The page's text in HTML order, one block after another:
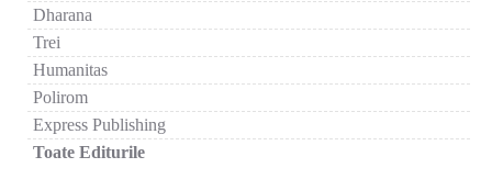
Dharana
Trei
Humanitas
Polirom
Express Publishing
Toate Editurile